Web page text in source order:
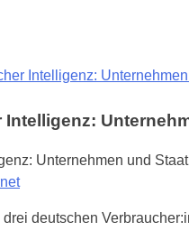
Intelligenz:
deutschen